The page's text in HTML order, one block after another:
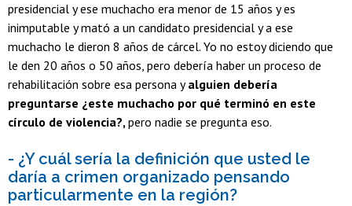
presidencial y ese muchacho era menor de 15 años y es
inimputable y mató a un candidato presidencial y a ese
muchacho le dieron 8 años de cárcel. Yo no estoy diciendo que
le den 20 años o 50 años, pero debería haber un proceso de
rehabilitación sobre esa persona yalguien debería
preguntarse ¿este muchacho por qué terminó en este
círculo de violencia?,pero nadie se pregunta eso.
- ¿Y cuál sería la definición que usted le
daría a crimen organizado pensando
particularmente en la región?